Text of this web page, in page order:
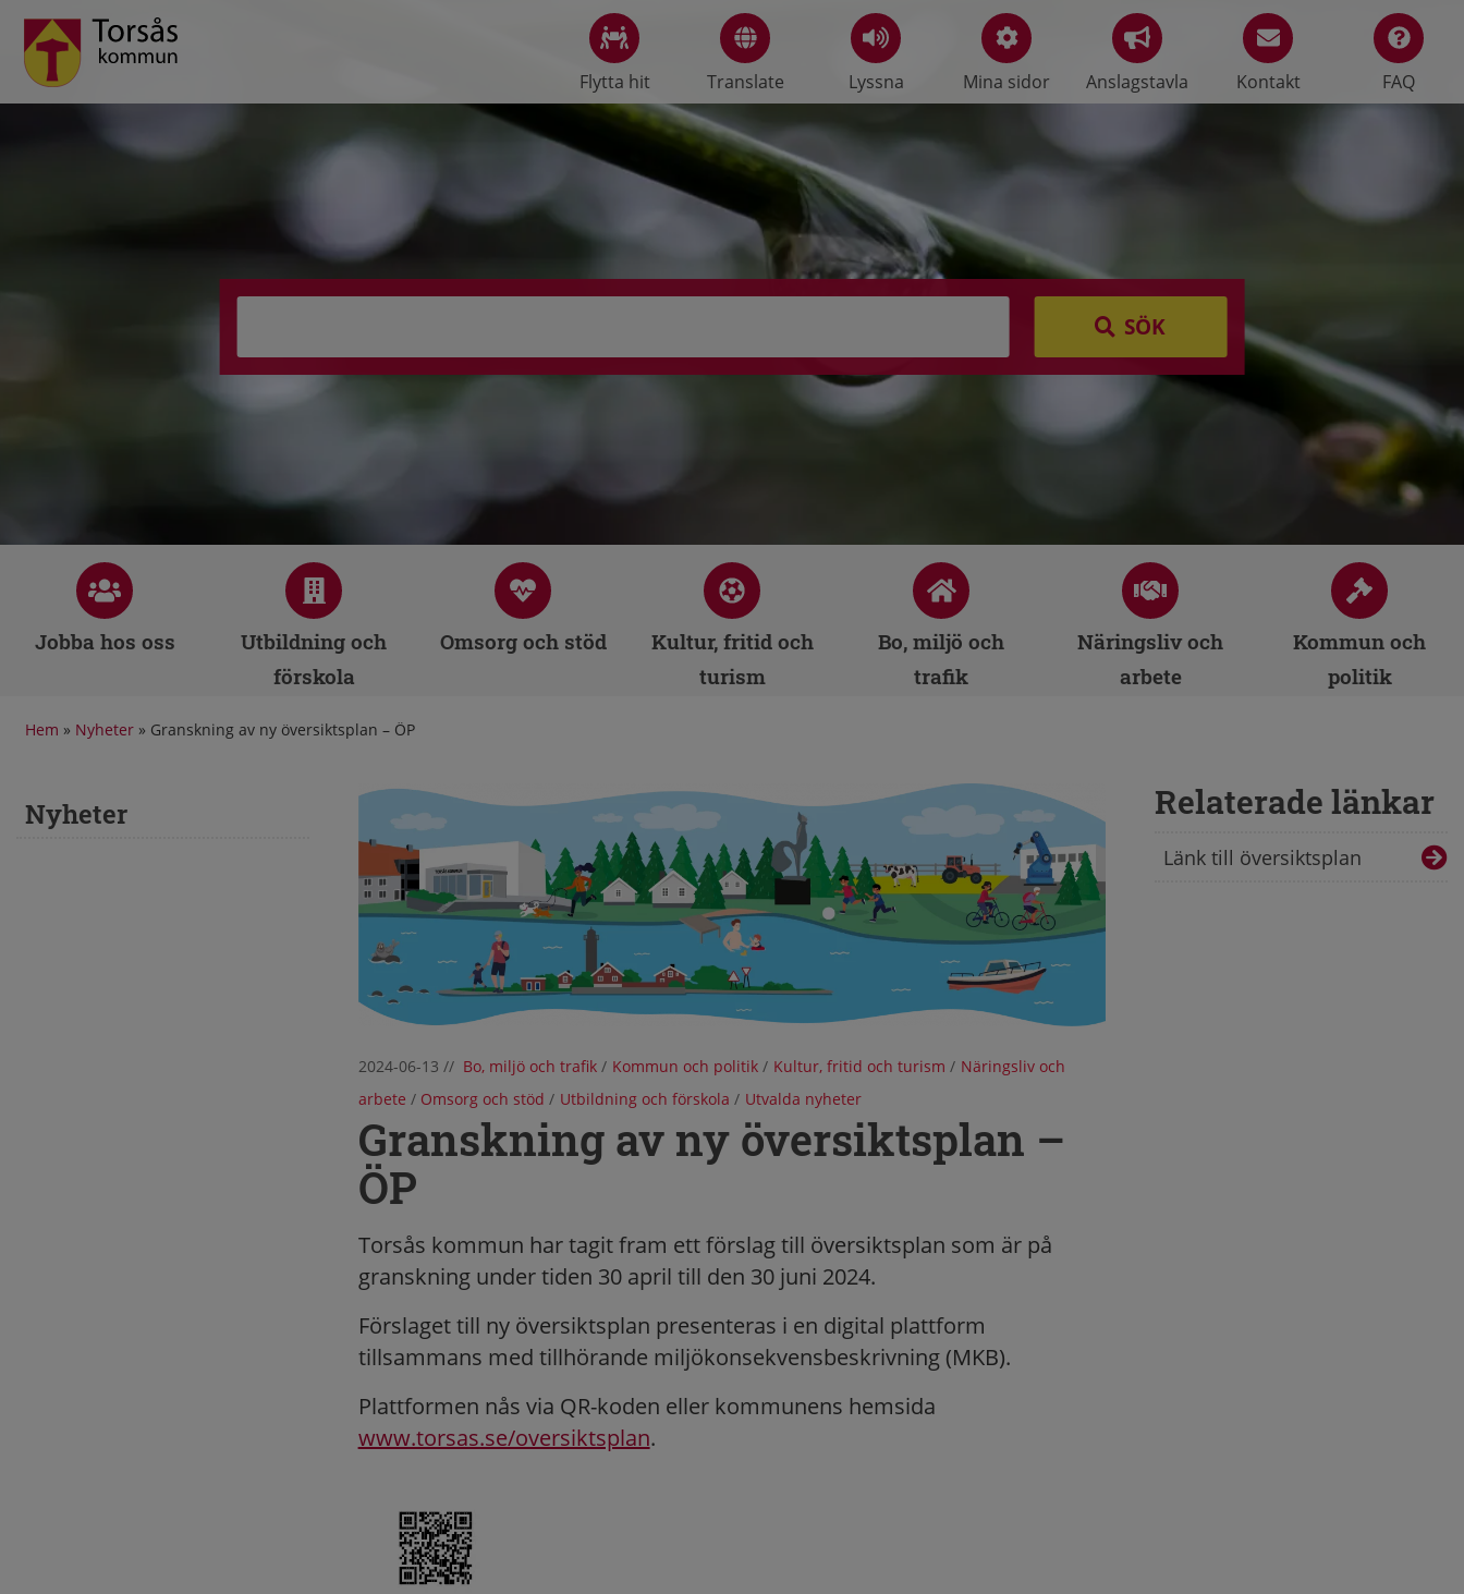
Flytta hit Translate Lyssna Mina sidor Anslagstavla Kontakt FAQ
SÖK
Jobba hos oss
Utbildning och
förskola
Omsorg och stöd
Kultur, fritid och
turism
Bo, miljö och
trafik
Näringsliv och
arbete
Kommun och
politik
Hem » Nyheter » Granskning av ny översiktsplan – ÖP
Nyheter
2024-06-13 // Bo, miljö och trafik / Kommun och politik / Kultur, fritid och turism / Näringsliv och
arbete / Omsorg och stöd / Utbildning och förskola / Utvalda nyheter
Granskning av ny översiktsplan –
ÖP
Torsås kommun har tagit fram ett förslag till översiktsplan som är på
granskning under tiden 30 april till den 30 juni 2024.
Förslaget till ny översiktsplan presenteras i en digital plattform
tillsammans med tillhörande miljökonsekvensbeskrivning (MKB).
Plattformen nås via QR-koden eller kommunens hemsida
www.torsas.se/oversiktsplan.
Relaterade länkar
Länk till översiktsplan